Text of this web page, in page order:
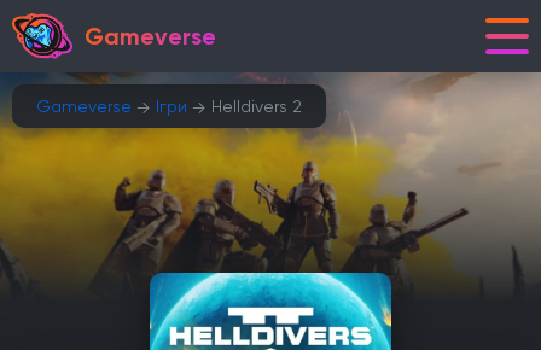
Gameverse
Gameverse Ігри Helldivers 2